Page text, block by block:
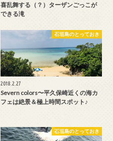
喜乱舞する（？）ターザンごっこが
できる滝
石垣島のとっておき
2018.2.27
Severn colors〜平久保崎近くの海カ
フェは絶景＆極上時間スポット♪
石垣島のとっておき